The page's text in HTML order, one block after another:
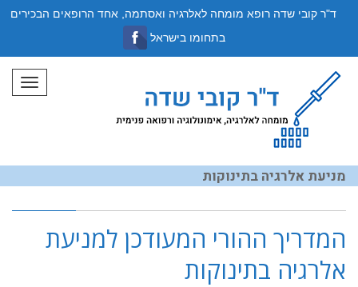
תפריט
מניעת אלרגיה בתינוקות
המדריך ההורי המעודכן למניעת
אלרגיה בתינוקות
ד"ר קובי שדה רופא מומחה לאלרגיה ואסתמה, אחד הרופאים הבכירים
בתחומו בישראל